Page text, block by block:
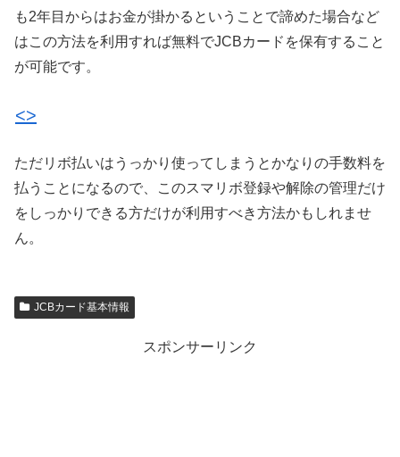
も2年目からはお金が掛かるということで諦めた場合など
はこの方法を利用すれば無料でJCBカードを保有すること
が可能です。
<>
ただリボ払いはうっかり使ってしまうとかなりの手数料を
払うことになるので、このスマリボ登録や解除の管理だけ
をしっかりできる方だけが利用すべき方法かもしれませ
ん。
JCBカード基本情報
スポンサーリンク